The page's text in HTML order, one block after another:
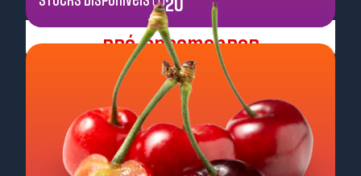
( T )20
Pré-encomendar